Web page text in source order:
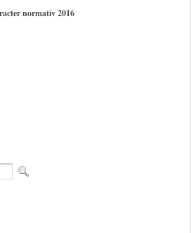
normativ 2016